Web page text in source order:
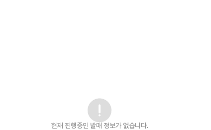
현재 진행중인 발매 정보가 없습니다.